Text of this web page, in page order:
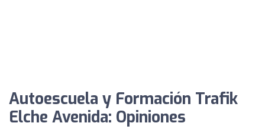
Autoescuela y Formación Trafik
Elche Avenida: Opiniones